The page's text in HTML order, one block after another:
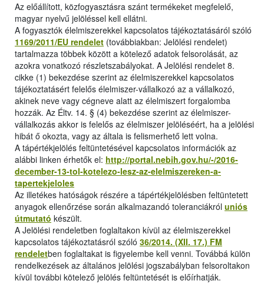
Az előállított, közfogyasztásra szánt termékeket megfelelő,
magyar nyelvű jelöléssel kell ellátni.
A fogyasztók élelmiszerekkel kapcsolatos tájékoztatásáról szóló
1169/2011/EU rendelet (továbbiakban: Jelölési rendelet)
tartalmazza többek között a kötelező adatok felsorolását, az
azokra vonatkozó részletszabályokat. A Jelölési rendelet 8.
cikke (1) bekezdése szerint az élelmiszerekkel kapcsolatos
tájékoztatásért felelős élelmiszer-vállalkozó az a vállalkozó,
akinek neve vagy cégneve alatt az élelmiszert forgalomba
hozzák. Az Éltv. 14. § (4) bekezdése szerint az élelmiszer-
vállalkozás akkor is felelős az élelmiszer jelöléséért, ha a jelölési
hibát ő okozta, vagy az általa is felismerhető lett volna.
A tápértékjelölés feltüntetésével kapcsolatos információk az
alábbi linken érhetők el: http://portal.nebih.gov.hu/-/2016-
december-13-tol-kotelezo-lesz-az-elelmiszereken-a-
tapertekjeloles
Az illetékes hatóságok részére a tápértékjelölésben feltüntetett
anyagok ellenőrzése során alkalmazandó toleranciákról uniós
útmutató készült.
A Jelölési rendeletben foglaltakon kívül az élelmiszerekkel
kapcsolatos tájékoztatásról szóló 36/2014. (XII. 17.) FM
rendeletben foglaltakat is figyelembe kell venni. Továbbá külön
rendelkezések az általános jelölési jogszabályban felsoroltakon
kívül további kötelező jelölés feltüntetését is előírhatják.